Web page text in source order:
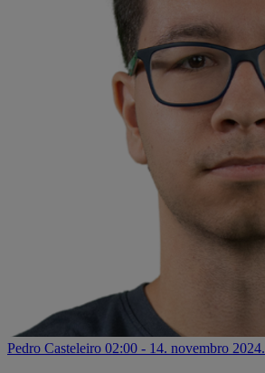
Pedro Casteleiro 02:00 - 14. novembro 2024.